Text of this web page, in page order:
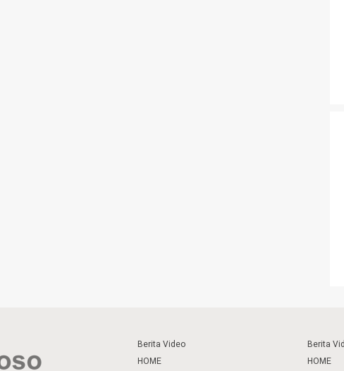
Berita Video
HOME
Berita
HOME